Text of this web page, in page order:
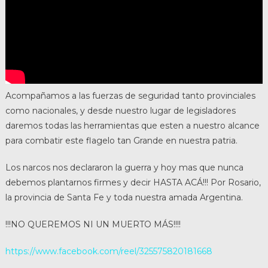
Acompañamos a las fuerzas de seguridad tanto provinciales
como nacionales, y desde nuestro lugar de legisladores
daremos todas las herramientas que esten a nuestro alcance
para combatir este flagelo tan Grande en nuestra patria.
Los narcos nos declararon la guerra y hoy mas que nunca
debemos plantarnos firmes y decir HASTA ACÁ!!! Por Rosario,
la provincia de Santa Fe y toda nuestra amada Argentina.
!!!NO QUEREMOS NI UN MUERTO MÁS!!!!
https://www.facebook.com/reel/325575820181668